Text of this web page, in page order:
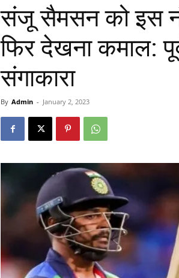
संजू सैमसन को इस
फिर देखना कमाल:
संगाकारा
By Admin - January 2, 2023